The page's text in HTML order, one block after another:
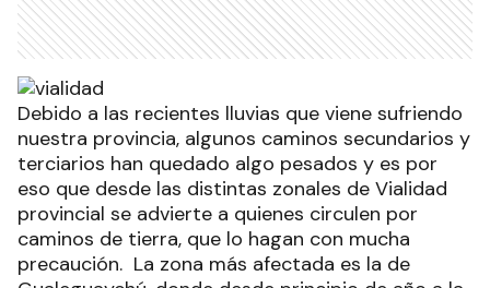
Debido a las recientes lluvias que viene sufriendo
nuestra provincia, algunos caminos secundarios y
terciarios han quedado algo pesados y es por
eso que desde las distintas zonales de Vialidad
provincial se advierte a quienes circulen por
caminos de tierra, que lo hagan con mucha
precaución. La zona más afectada es la de